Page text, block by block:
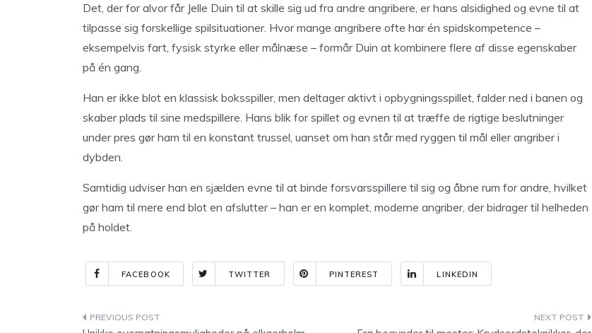
Det, der for alvor får Jelle Duin til at skille sig ud fra andre angribere, er hans alsidighed og evne til at
tilpasse sig forskellige spilsituationer. Hvor mange angribere ofte har én spidskompetence –
eksempelvis fart, fysisk styrke eller målnæse – formår Duin at kombinere flere af disse egenskaber
på én gang.
Han er ikke blot en klassisk boksspiller, men deltager aktivt i opbygningsspillet, falder ned i banen og
skaber plads til sine medspillere. Hans blik for spillet og evnen til at træffe de rigtige beslutninger
under pres gør ham til en konstant trussel, uanset om han står med ryggen til mål eller angriber i
dybden.
Samtidig udviser han en sjælden evne til at binde forsvarsspillere til sig og åbne rum for andre, hvilket
gør ham til mere end blot en afslutter – han er en komplet, moderne angriber, der bidrager til helheden
på holdet.
FACEBOOK TWITTER PINTEREST LINKEDIN
Indlægsnavigation